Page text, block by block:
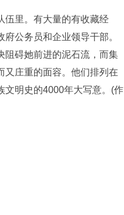
伍里。有大量的有收藏经
公务员和企业领导干部。
阻碍她前进的泥石流，而集
又庄重的面容。他们排列在
文明史的4000年大写意。(作